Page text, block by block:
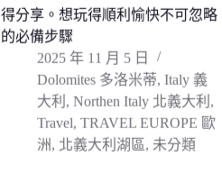
得分享。想玩得順利愉快不可忽略
的必備步驟
2025 年 11 月 5 日
Dolomites 多洛米蒂 Italy 義
大利 Northen Italy 北義大利
Travel TRAVEL EUROPE 歐
洲 北義大利湖區 未分類